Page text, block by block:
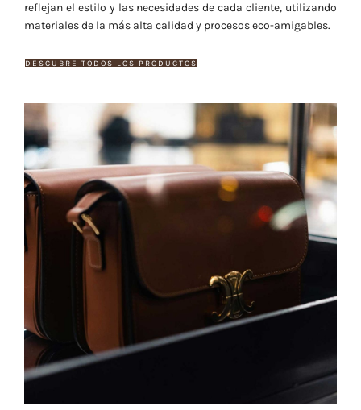
reflejan el estilo y las necesidades de cada cliente, utilizando
materiales de la más alta calidad y procesos eco-amigables.
DESCUBRE TODOS LOS PRODUCTOS